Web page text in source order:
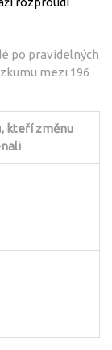
po pravidelných
mezi 196
kteří změnu